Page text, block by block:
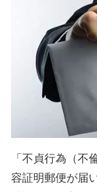
「不貞行為（不
容証明郵便が届